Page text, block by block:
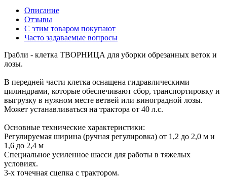
Описание
Отзывы
С этим товаром покупают
Часто задаваемые вопросы
Грабли - клетка ТВОРНИЦА для уборки обрезанных веток и
лозы.
В передней части клетка оснащена гидравлическими
цилиндрами, которые обеспечивают сбор, транспортировку и
выгрузку в нужном месте ветвей или виноградной лозы.
Может устанавливаться на трактора от 40 л.с.
Основные технические характеристики:
Регулируемая ширина (ручная регулировка) от 1,2 до 2,0 м и
1,6 до 2,4 м
Специальное усиленное шасси для работы в тяжелых
условиях.
3-х точечная сцепка с трактором.